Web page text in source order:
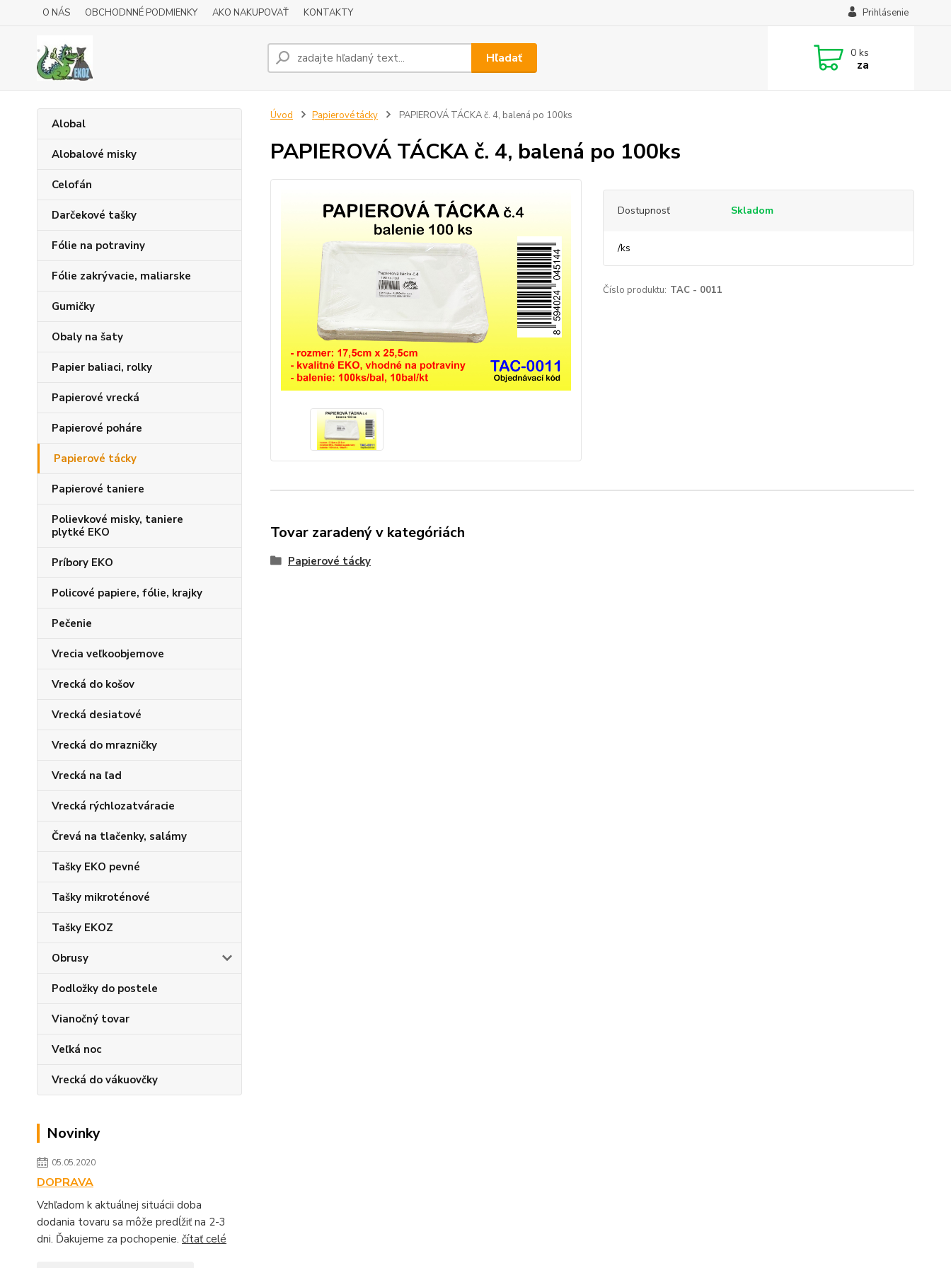
O NÁS OBCHODNNÉ PODMIENKY AKO NAKUPOVAŤ KONTAKTY Prihlásenie
Hľadať 0 ks
za
Alobal
Alobalové misky
Celofán
Darčekové tašky
Fólie na potraviny
Fólie zakrývacie, maliarske
Gumičky
Obaly na šaty
Papier baliaci, rolky
Papierové vrecká
Papierové poháre
Papierové tácky
Papierové taniere
Polievkové misky, taniere
plytké EKO
Príbory EKO
Policové papiere, fólie, krajky
Pečenie
Vrecia veľkoobjemove
Vrecká do košov
Vrecká desiatové
Vrecká do mrazničky
Vrecká na ľad
Vrecká rýchlozatváracie
Črevá na tlačenky, salámy
Tašky EKO pevné
Tašky mikroténové
Tašky EKOZ
Obrusy
Podložky do postele
Vianočný tovar
Veľká noc
Vrecká do vákuovčky
Novinky
05.05.2020
DOPRAVA
Vzhľadom k aktuálnej situácii doba
dodania tovaru sa môže predĺžiť na 2-3
dni. Ďakujeme za pochopenie. čítať celé
Úvod Papierové tácky PAPIEROVÁ TÁCKA č. 4, balená po 100ks
PAPIEROVÁ TÁCKA č. 4, balená po 100ks
Dostupnosť Skladom
/ks
Číslo produktu: TAC - 0011
Tovar zaradený v kategóriách
Papierové tácky